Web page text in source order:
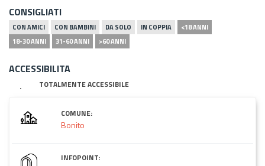
CONSIGLIATI
CON AMICI CON BAMBINI DA SOLO IN COPPIA
<18 ANNI
18-30 ANNI
31-60 ANNI >60 ANNI
ACCESSIBILITA
TOTALMENTE ACCESSIBILE
COMUNE:
Bonito
INFOPOINT: